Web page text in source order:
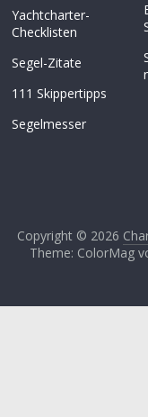
Yachtcharter-
Checklisten
Segel-Zitate
111 Skippertipps
Segelmesser
Copyright © 2026
Theme: ColorMag